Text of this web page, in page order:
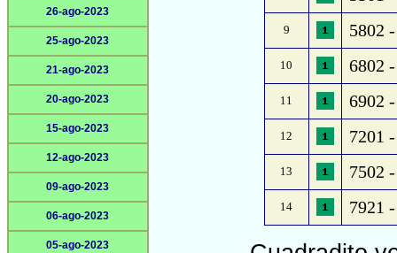
26-ago-2023
25-ago-2023
21-ago-2023
20-ago-2023
15-ago-2023
12-ago-2023
09-ago-2023
06-ago-2023
05-ago-2023
9 5802
10 6802
11 6902
12 7201
13 7502
14 7921